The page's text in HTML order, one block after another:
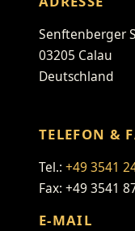
Senftenberger
03205 Calau
Deutschland
TELEFON &
Tel.: +49 3541
Fax: +49 3541
E-MAIL